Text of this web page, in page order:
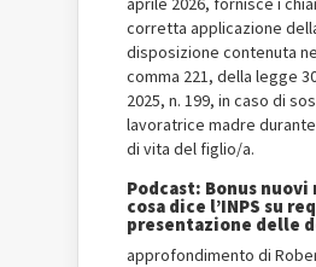
corretta applicazione
disposizione contenuta
comma 221, della legge
2025, n. 199, in caso di
lavoratrice madre
di vita del figlio/a.
Podcast: Bonus nuovi
cosa dice l’INPS su
presentazione delle
approfondimento di